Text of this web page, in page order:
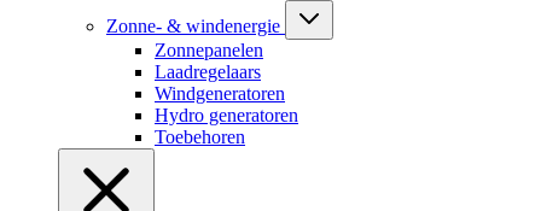
Zonne- & windenergie
Zonnepanelen
Laadregelaars
Windgeneratoren
Hydro generatoren
Toebehoren